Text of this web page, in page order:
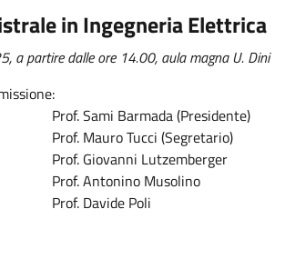
in Ingegneria Elettrica
a partire dalle ore 14.00, aula magna U. Dini
Barmada (Presidente)
Tucci (Segretario)
Lutzemberger
Musolino
Poli